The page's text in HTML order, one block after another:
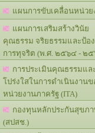
แผนการขับเคลื่อนหน่วย
แผนการเสริมสร้างวินัย
คุณธรรม จริยธรรมและป้อ
การทุจริต (พ.ศ. ๒๕๖๔ - ๒๕
การประเมินคุณธรรมแล
โปร่งใสในการดำเนินงานข
หน่วยงานภาครัฐ (ITA)
กองทุนหลักประกันสุขภ
(สปสช.)